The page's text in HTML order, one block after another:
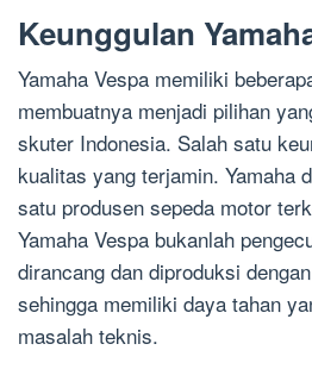
Keunggulan
Yamaha Vespa memiliki
membuatnya menjadi pilihan
skuter Indonesia. Salah satu
kualitas yang terjamin. Yamaha
satu produsen sepeda motor
Yamaha Vespa bukanlah
dirancang dan diproduksi
sehingga memiliki daya tahan
masalah teknis.